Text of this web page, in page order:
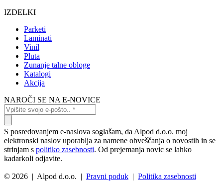
IZDELKI
Parketi
Laminati
Vinil
Pluta
Zunanje talne obloge
Katalogi
Akcija
NAROČI SE NA E-NOVICE
S posredovanjem e-naslova soglašam, da Alpod d.o.o. moj
elektronski naslov uporablja za namene obveščanja o novostih in se
strinjam s politiko zasebnosti. Od prejemanja novic se lahko
kadarkoli odjavite.
© 2026 | Alpod d.o.o. | Pravni poduk | Politika zasebnosti